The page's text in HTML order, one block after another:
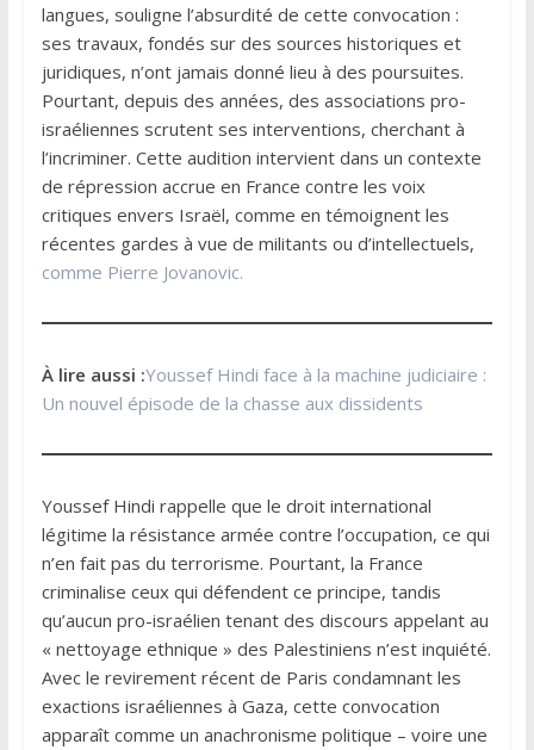
langues, souligne l’absurdité de cette convocation :
ses travaux, fondés sur des sources historiques et
juridiques, n’ont jamais donné lieu à des poursuites.
Pourtant, depuis des années, des associations pro-
israéliennes scrutent ses interventions, cherchant à
l’incriminer. Cette audition intervient dans un contexte
de répression accrue en France contre les voix
critiques envers Israël, comme en témoignent les
récentes gardes à vue de militants ou d’intellectuels,
comme Pierre Jovanovic.
À lire aussi :Youssef Hindi face à la machine judiciaire :
Un nouvel épisode de la chasse aux dissidents
Youssef Hindi rappelle que le droit international
légitime la résistance armée contre l’occupation, ce qui
n’en fait pas du terrorisme. Pourtant, la France
criminalise ceux qui défendent ce principe, tandis
qu’aucun pro-israélien tenant des discours appelant au
« nettoyage ethnique » des Palestiniens n’est inquiété.
Avec le revirement récent de Paris condamnant les
exactions israéliennes à Gaza, cette convocation
apparaît comme un anachronisme politique – voire une